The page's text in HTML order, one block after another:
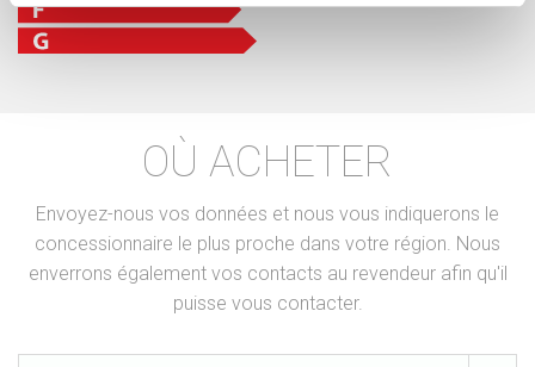
OÙ ACHETER
Envoyez-nous vos données et nous vous indiquerons le
concessionnaire le plus proche dans votre région. Nous
enverrons également vos contacts au revendeur afin qu'il
puisse vous contacter.